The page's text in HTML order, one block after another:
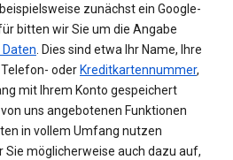
zunächst ein Google-
bitten wir Sie um die Angabe
. Dies sind etwa Ihr Name, Ihre
oder Kreditkartennummer,
mit Ihrem Konto gespeichert
uns angebotenen Funktionen
in vollem Umfang nutzen
möglicherweise auch dazu auf,